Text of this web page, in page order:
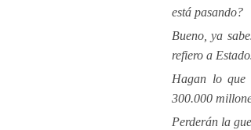
está pasando?
Bueno, ya
refiero a
Hagan lo que
300.000
Perderán la